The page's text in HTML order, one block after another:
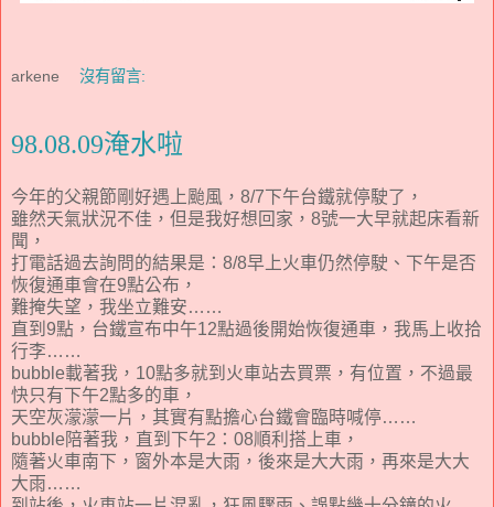
arkene 沒有留言:
98.08.09淹水啦
今年的父親節剛好遇上颱風，8/7下午台鐵就停駛了，
雖然天氣狀況不佳，但是我好想回家，8號一大早就起床看新
聞，
打電話過去詢問的結果是：8/8早上火車仍然停駛、下午是否
恢復通車會在9點公布，
難掩失望，我坐立難安……
直到9點，台鐵宣布中午12點過後開始恢復通車，我馬上收拾
行李……
bubble載著我，10點多就到火車站去買票，有位置，不過最
快只有下午2點多的車，
天空灰濛濛一片，其實有點擔心台鐵會臨時喊停……
bubble陪著我，直到下午2：08順利搭上車，
隨著火車南下，窗外本是大雨，後來是大大雨，再來是大大
大雨……